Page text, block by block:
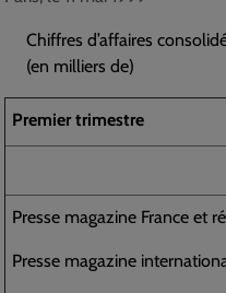
Chiffres d’affaires
(en milliers de)
Premier trimestre
Presse magazine France et
Presse magazine